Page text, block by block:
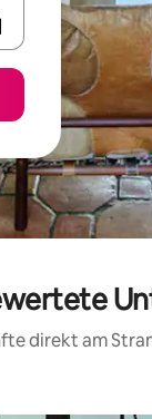
direkt am